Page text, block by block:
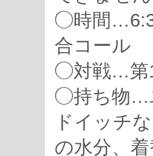
◯時間
合コール
◯対戦…第
◯持ち物…
ドイッチ
の水分、